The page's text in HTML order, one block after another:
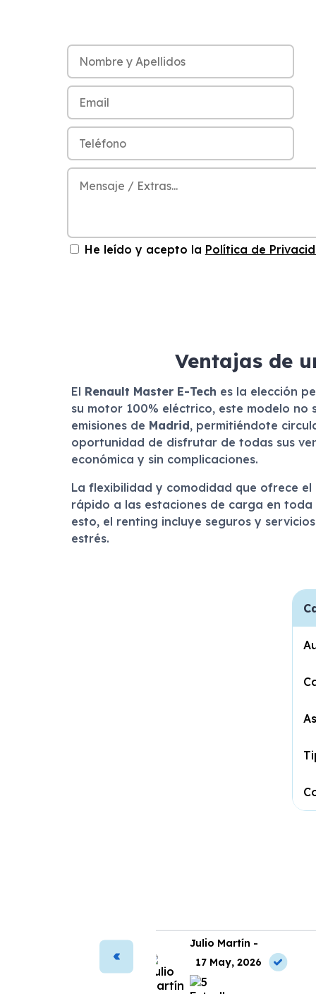
He leído y acepto la Política de
Ventajas de
El Renault Master E-Tech es la elección
su motor 100% eléctrico, este modelo
emisiones de Madrid, permitiéndote
oportunidad de disfrutar de todas sus
económica y sin complicaciones.
La flexibilidad y comodidad que ofrece el
rápido a las estaciones de carga en
esto, el renting incluye seguros y
estrés.
Julio Martín -
17 May, 2026